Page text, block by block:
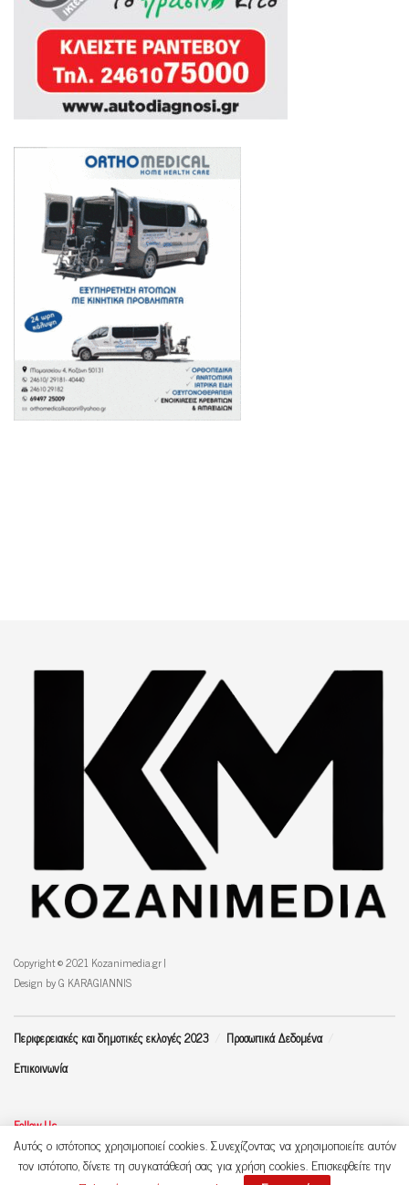
Copyright © 2021 Kozanimedia.gr |
Design by G KARAGIANNIS
Περιφερειακές και δημοτικές εκλογές 2023
Προσωπικά Δεδομένα
Επικοινωνία
Follow Us
Αυτός ο ιστότοπος χρησιμοποιεί cookies. Συνεχίζοντας να χρησιμοποιείτε αυτόν
τον ιστότοπο, δίνετε τη συγκατάθεσή σας για χρήση cookies. Επισκεφθείτε την